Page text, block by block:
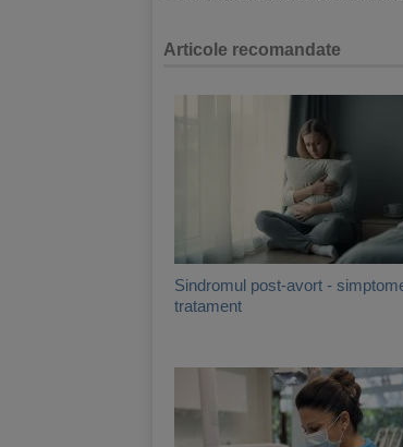
Articole recomandate
Sindromul post-avort -
tratament